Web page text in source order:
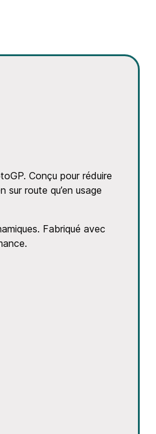
Conçu pour réduire
route qu’en usage
Fabriqué avec